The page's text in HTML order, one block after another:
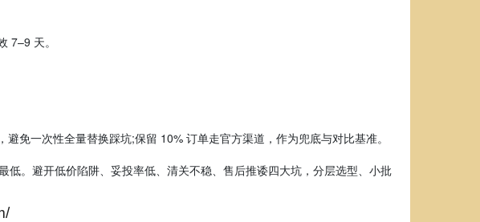
天。
一次性全量替换踩坑;保留 10% 订单走官方渠道，作为兜底与对比基准。
。避开低价陷阱、妥投率低、清关不稳、售后推诿四大坑，分层选型、小批